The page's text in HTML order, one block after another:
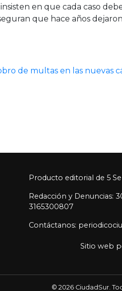
en que cada caso
que hace años
de multas en las nuevas
3165300807
© 2026 CiudadSur.